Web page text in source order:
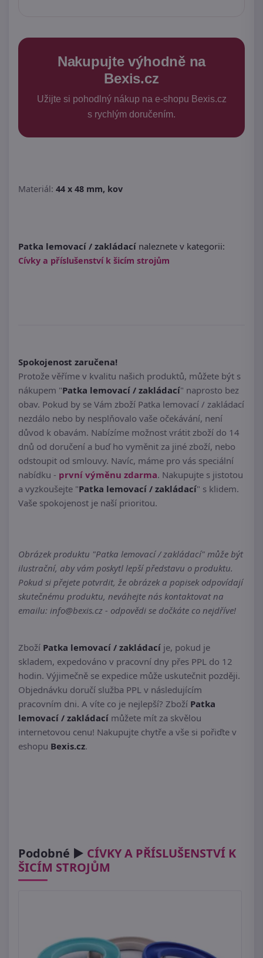
Nakupujte výhodně na
Bexis.cz
Užijte si pohodlný nákup na e-shopu Bexis.cz
s rychlým doručením.
Materiál: 44 x 48 mm, kov
Patka lemovací / zakládací naleznete v kategorii:
Cívky a příslušenství k šicím strojům
Spokojenost zaručena!
Protože věříme v kvalitu našich produktů, můžete být s
nákupem "Patka lemovací / zakládací" naprosto bez
obav. Pokud by se Vám zboží Patka lemovací / zakládací
nezdálo nebo by nesplňovalo vaše očekávání, není
důvod k obavám. Nabízíme možnost vrátit zboží do 14
dnů od doručení a buď ho vyměnit za jiné zboží, nebo
odstoupit od smlouvy. Navíc, máme pro vás speciální
nabídku - první výměnu zdarma. Nakupujte s jistotou
a vyzkoušejte "Patka lemovací / zakládací" s klidem.
Vaše spokojenost je naší prioritou.
Obrázek produktu "Patka lemovací / zakládací" může být
ilustrační, aby vám poskytl lepší představu o produktu.
Pokud si přejete potvrdit, že obrázek a popisek odpovídají
skutečnému produktu, neváhejte nás kontaktovat na
emailu: info@bexis.cz - odpovědi se dočkáte co nejdříve!
Zboží Patka lemovací / zakládací je, pokud je
skladem, expedováno v pracovní dny přes PPL do 12
hodin. Výjimečně se expedice může uskutečnit později.
Objednávku doručí služba PPL v následujícím
pracovním dni. A víte co je nejlepší? Zboží Patka
lemovací / zakládací můžete mít za skvělou
internetovou cenu! Nakupujte chytře a vše si pořiďte v
eshopu Bexis.cz.
Podobné ► CÍVKY A PŘÍSLUŠENSTVÍ K
ŠICÍM STROJŮM